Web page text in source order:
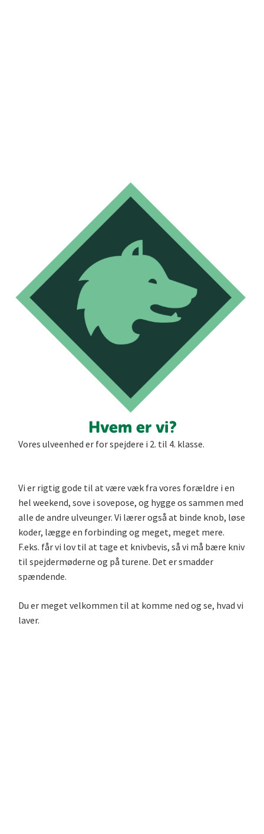
Hvem er vi?
Vores ulveenhed er for spejdere i 2. til 4. klasse.
Vi er rigtig gode til at være væk fra vores forældre i en
hel weekend, sove i sovepose, og hygge os sammen med
alle de andre ulveunger. Vi lærer også at binde knob, løse
koder, lægge en forbinding og meget, meget mere.
F.eks. får vi lov til at tage et knivbevis, så vi må bære kniv
til spejdermøderne og på turene. Det er smadder
spændende.
Du er meget velkommen til at komme ned og se, hvad vi
laver.